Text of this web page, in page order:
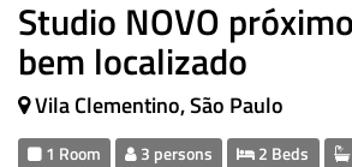
Studio NOVO
bem localizado
Vila Clementino, São Paulo
1 Room 3 persons 2 Beds